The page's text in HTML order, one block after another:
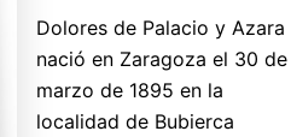
Dolores de Palacio y Azara
nació en Zaragoza el 30 de
marzo de 1895 en la
localidad de Bubierca